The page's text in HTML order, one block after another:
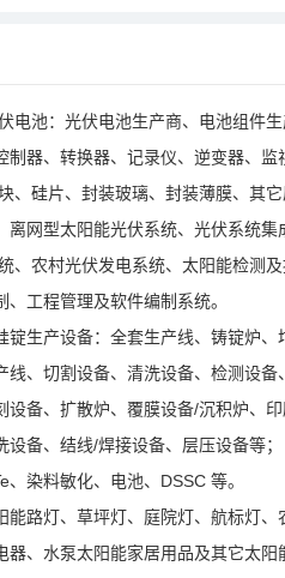
电池：光伏电池生产商、电池组件
制器、转换器、记录仪、逆变器、
、硅片、封装玻璃、封装薄膜、其
离网型太阳能光伏系统、光伏系统
、农村光伏发电系统、太阳能检测
工程管理及软件编制系统。
生产设备：全套生产线、铸锭炉
线、切割设备、清洗设备、检测设
设备、扩散炉、覆膜设备/沉积炉、
设备、结线/焊接设备、层压设备等
染料敏化、电池、DSSC 等。
路灯、草坪灯、庭院灯、航标灯
器、水泵太阳能家居用品及其它太阳